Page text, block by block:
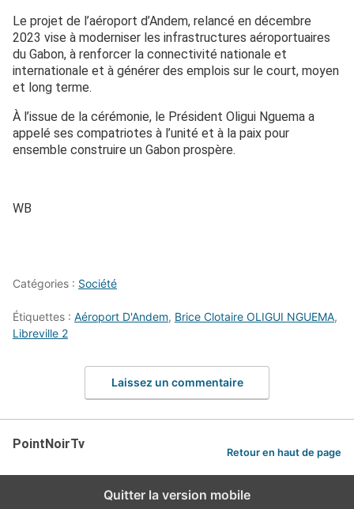
Le projet de l’aéroport d’Andem, relancé en décembre
2023 vise à moderniser les infrastructures aéroportuaires
du Gabon, à renforcer la connectivité nationale et
internationale et à générer des emplois sur le court, moyen
et long terme.
À l’issue de la cérémonie, le Président Oligui Nguema a
appelé ses compatriotes à l’unité et à la paix pour
ensemble construire un Gabon prospère.
WB
Catégories : Société
Étiquettes : Aéroport D'Andem, Brice Clotaire OLIGUI NGUEMA,
Libreville 2
Laissez un commentaire
PointNoirTv
Retour en haut de page
Quitter la version mobile